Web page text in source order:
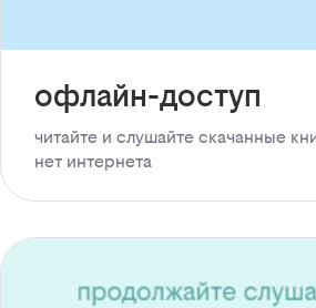
офлайн-доступ
читайте и слушайте скачанные
нет интернета